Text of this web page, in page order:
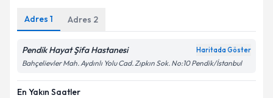
kapsamda işlenmesini kabul ediyorum.
Takvim Talebini Gönder
Adres 1 Adres 2
Pendik Hayat Şifa Hastanesi Haritada Göster
Bahçelievler Mah. Aydınlı Yolu Cad. Zıpkın Sok. No:10 Pendik/İstanbul
En Yakın Saatler